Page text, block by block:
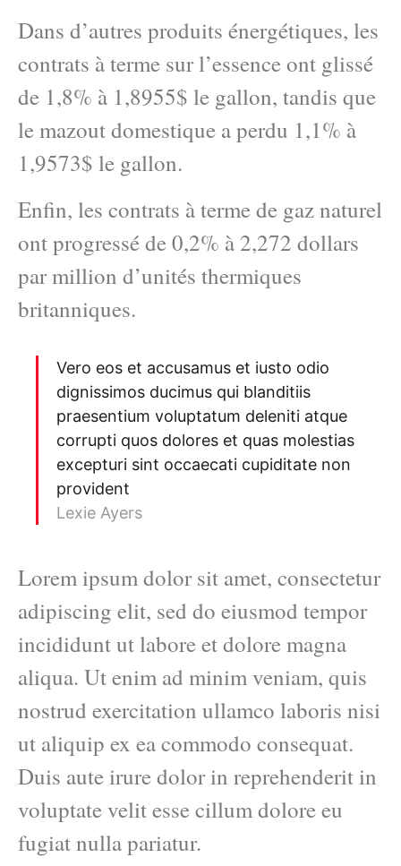
Dans d’autres produits énergétiques, les
contrats à terme sur l’essence ont glissé
de 1,8% à 1,8955$ le gallon, tandis que
le mazout domestique a perdu 1,1% à
1,9573$ le gallon.
Enfin, les contrats à terme de gaz naturel
ont progressé de 0,2% à 2,272 dollars
par million d’unités thermiques
britanniques.
Vero eos et accusamus et iusto odio
dignissimos ducimus qui blanditiis
praesentium voluptatum deleniti atque
corrupti quos dolores et quas molestias
excepturi sint occaecati cupiditate non
provident
Lexie Ayers
Lorem ipsum dolor sit amet, consectetur
adipiscing elit, sed do eiusmod tempor
incididunt ut labore et dolore magna
aliqua. Ut enim ad minim veniam, quis
nostrud exercitation ullamco laboris nisi
ut aliquip ex ea commodo consequat.
Duis aute irure dolor in reprehenderit in
voluptate velit esse cillum dolore eu
fugiat nulla pariatur.